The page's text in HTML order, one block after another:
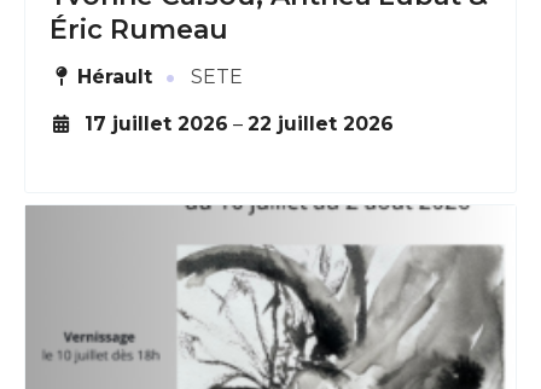
Éric Rumeau
Hérault · SETE
17 juillet 2026 – 22 juillet 2026